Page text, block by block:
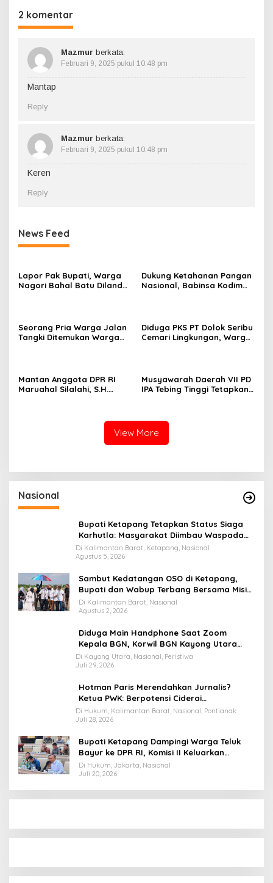
2 komentar
Mazmur berkata:
Februari 9, 2025 pukul 10:48 pm
Mantap
Reply
Mazmur berkata:
Februari 9, 2025 pukul 10:48 pm
Keren
Reply
News Feed
Lapor Pak Bupati, Warga
Nagori Bahal Batu Dilanda
Dukung Ketahanan Pangan
Nasional, Babinsa Kodim
Seorang Pria Warga Jalan
Tangki Ditemukan Warga
Diduga PKS PT Dolok Seribu
Cemari Lingkungan, Warga
Mantan Anggota DPR RI
Maruahal Silalahi, S.H.
Musyawarah Daerah VII PD
IPA Tebing Tinggi Tetapkan
View More
Nasional
Bupati Ketapang Tetapkan Status Siaga
Karhutla: Masyarakat Diimbau Waspada
Cuaca Ekstrem
Di Kalimantan Barat, Ketapang, Nasional
Agustus 5, 2026
Sambut Kedatangan OSO di Ketapang,
Bupati dan Wabup Terbang Bersama Misi
Keberkahan MTQ XXXIV di Kayong Utara
Di Kalimantan Barat, Nasional
Agustus 2, 2026
Diduga Main Handphone Saat Zoom
Kepala BGN, Korwil BGN Kayong Utara
Terancam Dimutasi ke Papua
Di Kayong Utara, Nasional, Peristiwa
Juli 29, 2026
Hotman Paris Merendahkan Jurnalis?
Ketua PWK: Berpotensi Ciderai
Penghormatan
Di Hukum, Kalimantan Barat, Nasional, Pontianak
Juli 28, 2026
Bupati Ketapang Dampingi Warga Teluk
Bayur ke DPR RI, Komisi II Keluarkan
Rekomendasi Tegas Soal Konflik Lahan PT
PTS
Di Hukum, Jakarta, Nasional
Juli 20, 2026